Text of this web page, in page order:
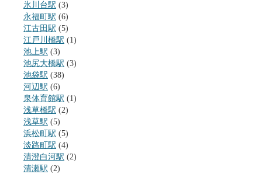
氷川台駅 (3)
永福町駅 (6)
江古田駅 (5)
江戸川橋駅 (1)
池上駅 (3)
池尻大橋駅 (3)
池袋駅 (38)
河辺駅 (6)
泉体育館駅 (1)
浅草橋駅 (2)
浅草駅 (5)
浜松町駅 (5)
淡路町駅 (4)
清澄白河駅 (2)
清瀬駅 (2)